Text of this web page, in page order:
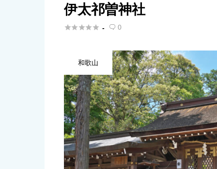
伊太祁曽神社
 -  0
和歌山